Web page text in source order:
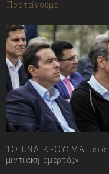
Προτείνουμε
ΤΟ ΕΝΑ ΚΡΟΥΣΜΑ μετά
μιντιακή ομερτά;»